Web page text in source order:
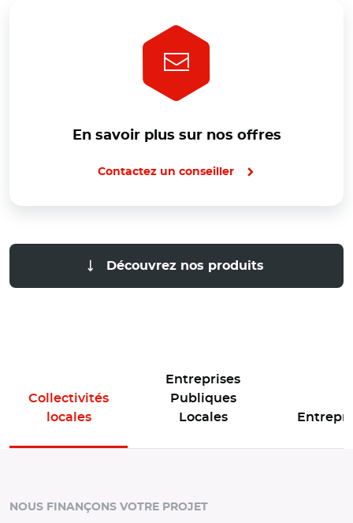
En savoir plus sur nos offres
Contactez un conseiller
Découvrez nos produits
Collectivités
locales
Entreprises
Publiques
Locales
NOUS FINANÇONS VOTRE PROJET